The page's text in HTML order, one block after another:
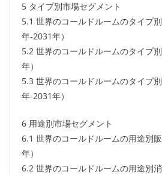
5 タイプ別市場セグメント
5.1 世界のコールドルームのタイプ
年-2031年）
5.2 世界のコールドルームのタイプ
年）
5.3 世界のコールドルームのタイプ
年-2031年）
6 用途別市場セグメント
6.1 世界のコールドルームの用途別
年）
6.2 世界のコールドルームの用途別